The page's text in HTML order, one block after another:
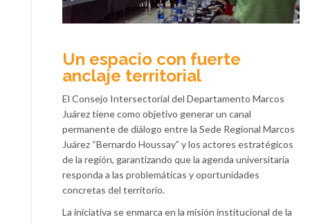
Un espacio con fuerte
anclaje territorial
El Consejo Intersectorial del Departamento Marcos
Juárez tiene como objetivo generar un canal
permanente de diálogo entre la Sede Regional Marcos
Juárez “Bernardo Houssay” y los actores estratégicos
de la región, garantizando que la agenda universitaria
responda a las problemáticas y oportunidades
concretas del territorio.
La iniciativa se enmarca en la misión institucional de la